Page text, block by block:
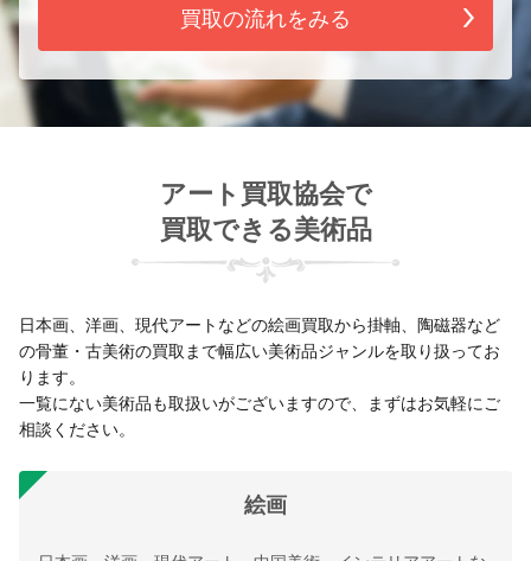
買取の流れをみる
アート買取協会で
買取できる美術品
日本画、洋画、現代アートなどの絵画買取から掛軸、陶磁器など
の骨董・古美術の買取まで幅広い美術品ジャンルを取り扱ってお
ります。
一覧にない美術品も取扱いがございますので、まずはお気軽にご
相談ください。
絵画